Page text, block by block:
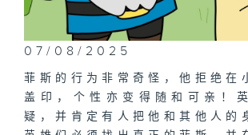
07/08/2025
菲斯的行为非常奇怪，他拒绝在
盖印，个性亦变得随和可亲！
疑，并肯定有人把他和其他人的